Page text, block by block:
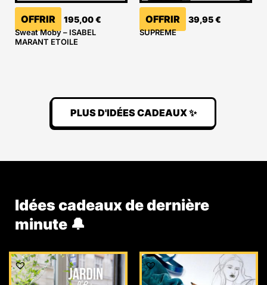
OFFRIR 195,00€
Sweat Moby – ISABEL
MARANT ETOILE
OFFRIR 39,95€
SUPREME
PLUS D'IDÉES CADEAUX ✨
Idées cadeaux de dernière
minute 🔔